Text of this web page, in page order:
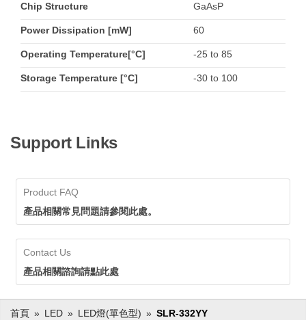
Chip Structure GaAsP
Power Dissipation [mW] 60
Operating Temperature[°C] -25 to 85
Storage Temperature [°C] -30 to 100
Support Links
Product FAQ
產品相關常見問題請參閱此處。
Contact Us
產品相關諮詢請點此處
首頁 LED LED燈(單色型) SLR-332YY